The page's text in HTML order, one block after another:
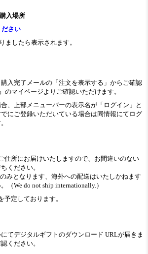
入場所
ださい
ましたら表示されます。
入完了メールの「注文を表示する」からご確認
のマイページよりご確認いただけます。
、上部メニューバーの表示名が「ログイン」と
にご登録いただいている場合は同情報にてログ
住所にお届けいたしますので、お間違いのない
ください。
みとなります、海外への配送はいたしかねます
（We do not ship internationally.）
定しております。
てデジタルギフトのダウンロード URLが届きま
ください。